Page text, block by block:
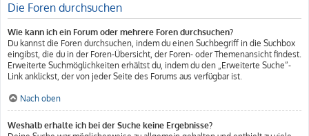
Die Foren durchsuchen
Wie kann ich ein Forum oder mehrere Foren durchsuchen?
Du kannst die Foren durchsuchen, indem du einen Suchbegriff in die Suchbox
eingibst, die du in der Foren-Übersicht, der Foren- oder Themenansicht findest.
Erweiterte Suchmöglichkeiten erhältst du, indem du den „Erweiterte Suche“-
Link anklickst, der von jeder Seite des Forums aus verfügbar ist.
Nach oben
Weshalb erhalte ich bei der Suche keine Ergebnisse?